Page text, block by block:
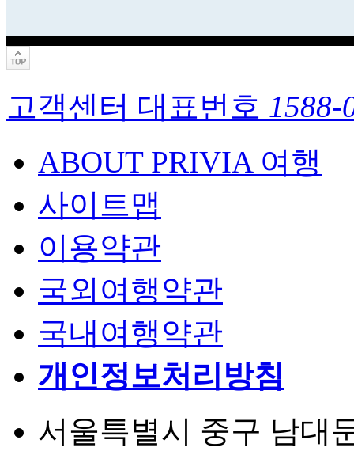
고객센터 대표번호 1588-
ABOUT PRIVIA 여행
사이트맵
이용약관
국외여행약관
국내여행약관
개인정보처리방침
서울특별시 중구 남대